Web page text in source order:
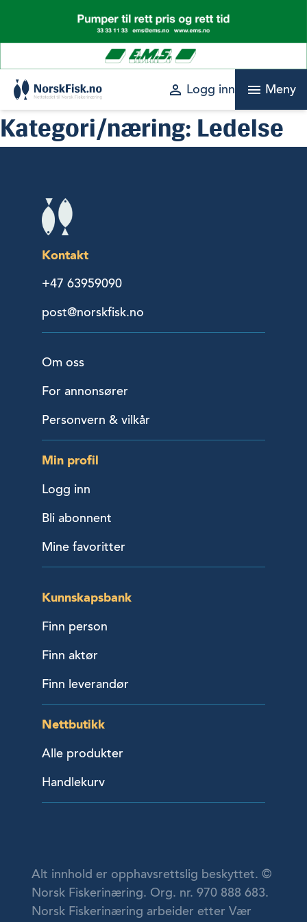
content
perm_identity Logg inn menu Meny
Kategori/næring: Ledelse
Kontakt
+47 63959090
post@norskfisk.no
Om oss
For annonsører
Personvern & vilkår
Min profil
Logg inn
Bli abonnent
Mine favoritter
Kunnskapsbank
Finn person
Finn aktør
Finn leverandør
Nettbutikk
Alle produkter
Handlekurv
Alt innhold er opphavsrettslig beskyttet. ©
Norsk Fiskerinæring. Org. nr. 970 888 683.
Norsk Fiskerinæring arbeider etter Vær